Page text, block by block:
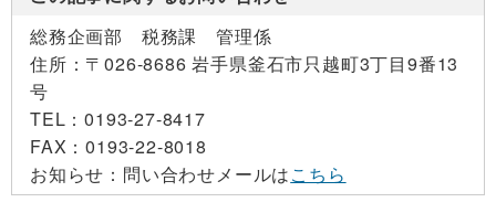
総務企画部 税務課 管理係
住所： 〒026-8686 岩手県釜石市只越町3丁目9番13
号
TEL：0193-27-8417
FAX：0193-22-8018
お知らせ： 問い合わせメールはこちら